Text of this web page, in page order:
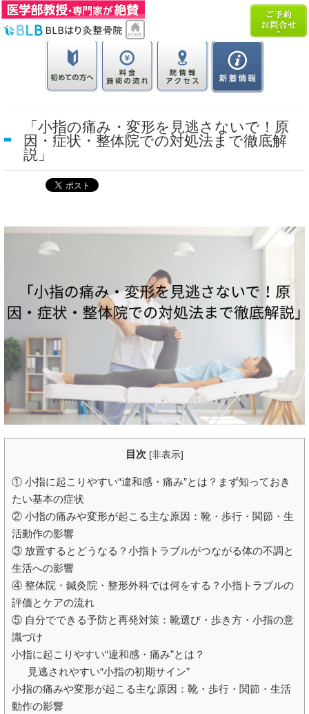
「小指の痛み・変形を見逃さないで！原
因・症状・整体院での対処法まで徹底解
説」
目次 [非表示]
① 小指に起こりやすい“違和感・痛み”とは？まず知っておき
たい基本の症状
② 小指の痛みや変形が起こる主な原因：靴・歩行・関節・生
活動作の影響
③ 放置するとどうなる？小指トラブルがつながる体の不調と
生活への影響
④ 整体院・鍼灸院・整形外科では何をする？小指トラブルの
評価とケアの流れ
⑤ 自分でできる予防と再発対策：靴選び・歩き方・小指の意
識づけ
小指に起こりやすい“違和感・痛み”とは？
見逃されやすい“小指の初期サイン”
小指の痛みや変形が起こる主な原因：靴・歩行・関節・生活
動作の影響